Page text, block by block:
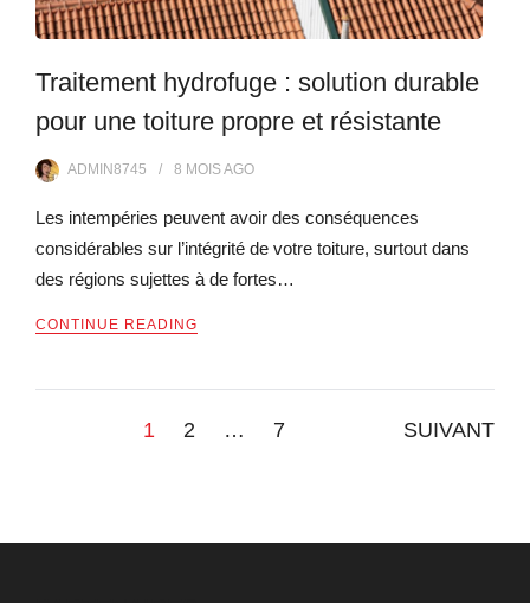
Traitement hydrofuge : solution durable
pour une toiture propre et résistante
ADMIN8745 8 MOISAGO
Les intempéries peuvent avoir des conséquences
considérables sur l’intégrité de votre toiture, surtout dans
des régions sujettes à de fortes…
CONTINUE READING
Pagination
1 2 … 7 SUIVANT